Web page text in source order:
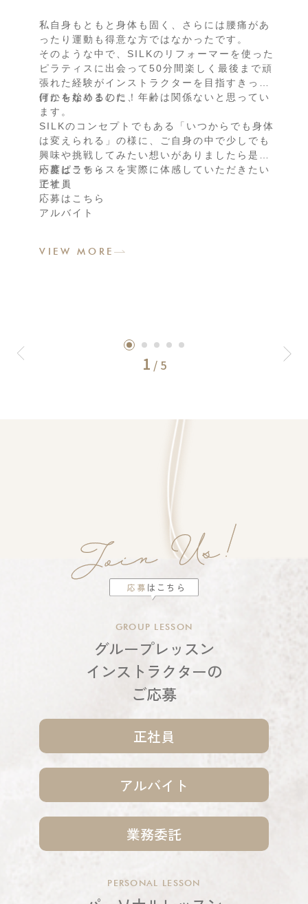
私自身もともと身体も固く、さらには腰痛があ
ったり運動も得意な方ではなかったです。
そのような中で、SILKのリフォーマーを使った
ピラティスに出会って50分間楽しく最後まで頑
張れた経験がインストラクターを目指すきっか
けにもなりました！
何かを始めるのに、年齢は関係ないと思ってい
ます。
SILKのコンセプトでもある「いつからでも身体
は変えられる」の様に、ご自身の中で少しでも
興味や挑戦してみたい想いがありましたら是非
一度ピラティスを実際に体感していただきたい
です！
応募はこちら
正社員
応募はこちら
アルバイト
応募はこちら
VIEW MORE
1 / 5
応募 はこちら
GROUP LESSON
グループレッスン
インストラクターの
ご応募
正社員
アルバイト
業務委託
PERSONAL LESSON